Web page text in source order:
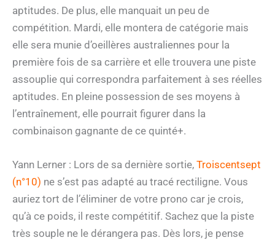
aptitudes. De plus, elle manquait un peu de
compétition. Mardi, elle montera de catégorie mais
elle sera munie d’oeillères australiennes pour la
première fois de sa carrière et elle trouvera une piste
assouplie qui correspondra parfaitement à ses réelles
aptitudes. En pleine possession de ses moyens à
l’entraînement, elle pourrait figurer dans la
combinaison gagnante de ce quinté+.
Yann Lerner : Lors de sa dernière sortie, Troiscentsept
(n°10) ne s’est pas adapté au tracé rectiligne. Vous
auriez tort de l’éliminer de votre prono car je crois,
qu’à ce poids, il reste compétitif. Sachez que la piste
très souple ne le dérangera pas. Dès lors, je pense